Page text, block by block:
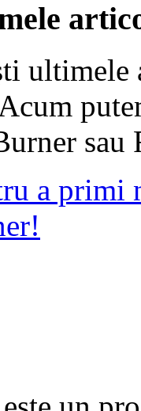
sau
a primi